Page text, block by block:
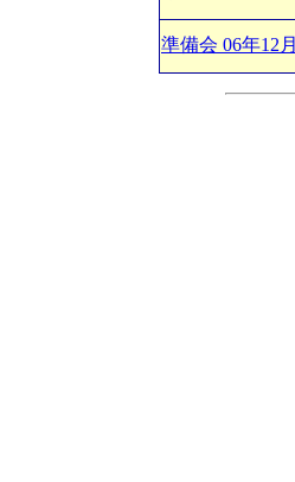
準備会 06年12月